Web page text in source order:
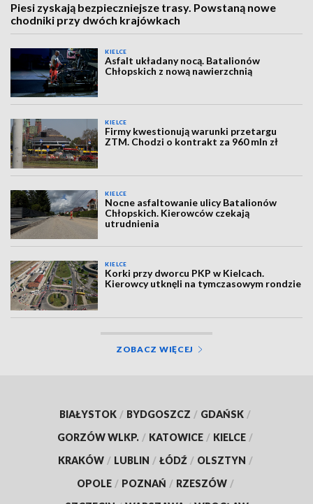
Piesi zyskają bezpieczniejsze trasy. Powstaną nowe
chodniki przy dwóch krajówkach
KIELCE
Asfalt układany nocą. Batalionów
Chłopskich z nową nawierzchnią
KIELCE
Firmy kwestionują warunki przetargu
ZTM. Chodzi o kontrakt za 960 mln zł
KIELCE
Nocne asfaltowanie ulicy Batalionów
Chłopskich. Kierowców czekają
utrudnienia
KIELCE
Korki przy dworcu PKP w Kielcach.
Kierowcy utknęli na tymczasowym rondzie
ZOBACZ WIĘCEJ
BIAŁYSTOK / BYDGOSZCZ / GDAŃSK /
GORZÓW WLKP. / KATOWICE / KIELCE /
KRAKÓW / LUBLIN / ŁÓDŹ / OLSZTYN /
OPOLE / POZNAŃ / RZESZÓW /